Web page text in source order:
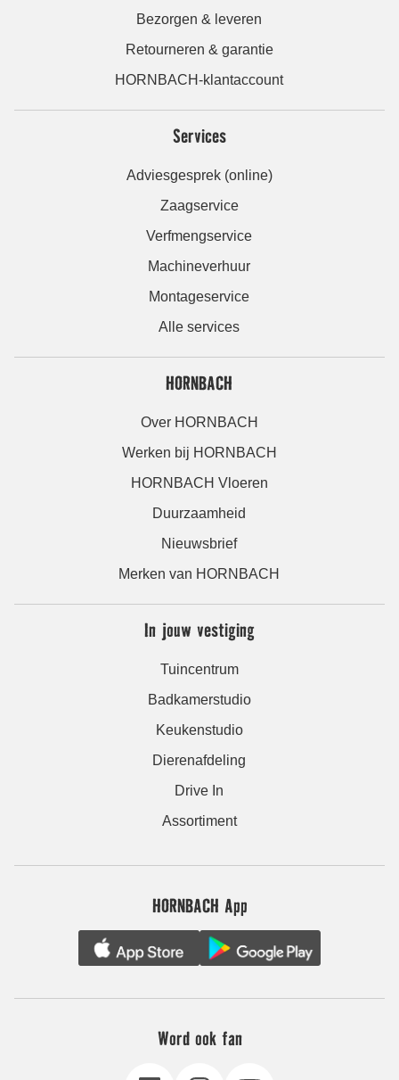
Bezorgen & leveren
Retourneren & garantie
HORNBACH-klantaccount
Services
Adviesgesprek (online)
Zaagservice
Verfmengservice
Machineverhuur
Montageservice
Alle services
HORNBACH
Over HORNBACH
Werken bij HORNBACH
HORNBACH Vloeren
Duurzaamheid
Nieuwsbrief
Merken van HORNBACH
In jouw vestiging
Tuincentrum
Badkamerstudio
Keukenstudio
Dierenafdeling
Drive In
Assortiment
HORNBACH App
Word ook fan